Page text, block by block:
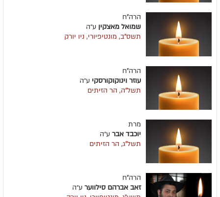
הרה"ח
שמואל מאצקין ע״ה
תשס"ב, מונטיפיורי, ניו יורק
הרה"ח
עוזר וינוקוקורסקי ע״ה
תשל"ה, הר הזיתים
מרת
יוכבד אבר ע״ה
תשל"ג, הר הזיתים
הרה"ח
זאב אברהם סילווער ע״ה